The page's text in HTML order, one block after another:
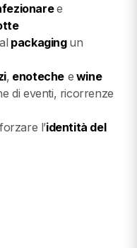
e
packaging un
, enoteche e wine
di eventi, ricorrenze
l’identità del